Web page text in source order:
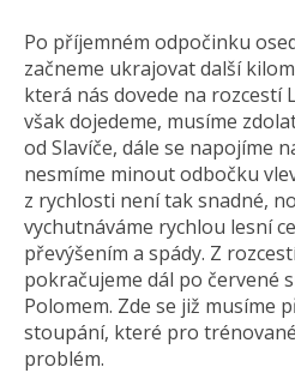
Po příjemném odpočinku
začneme ukrajovat další
která nás dovede na rozcestí
však dojedeme, musíme
od Slavíče, dále se napojíme
nesmíme minout odbočku
z rychlosti není tak snadné,
vychutnáváme rychlou lesní
převýšením a spády. Z
pokračujeme dál po červené
Polomem. Zde se již musíme
stoupání, které pro
problém.